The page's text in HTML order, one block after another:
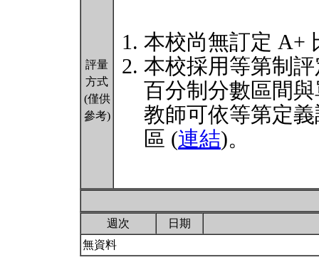
評量
方式
(僅供
參考)
本校尚無訂定 A+
本校採用等第制
百分制分數區間
教師可依等第定
區 (連結)。
週次
日期
無資料